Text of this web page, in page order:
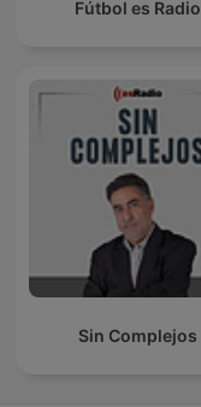
Fútbol es Radio
Sin Complejos